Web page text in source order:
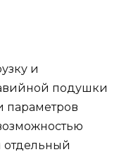
и
подушки
параметров
отдельный